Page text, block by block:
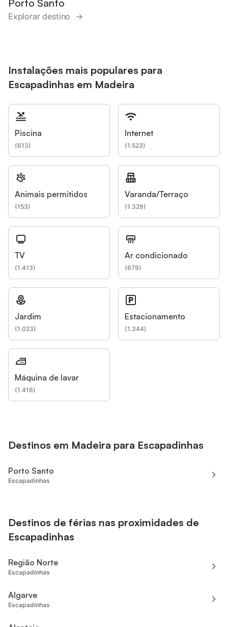
Porto Santo
Explorar destino →
Instalações mais populares para
Escapadinhas em Madeira
Piscina
(613)
Internet
(1.523)
Animais permitidos
(153)
Varanda/Terraço
(1.329)
TV
(1.413)
Ar condicionado
(679)
Jardim
(1.023)
Estacionamento
(1.344)
Máquina de lavar
(1.416)
Destinos em Madeira para Escapadinhas
Porto Santo
Escapadinhas
Destinos de férias nas proximidades de
Escapadinhas
Região Norte
Escapadinhas
Algarve
Escapadinhas